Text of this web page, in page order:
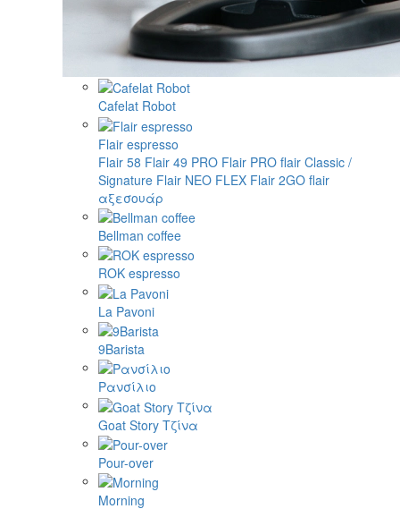
Cafelat Robot
Flair espresso
Flair 58 Flair 49 PRO Flair PRO flair Classic /
Signature Flair NEO FLEX Flair 2GO flair
αξεσουάρ
Bellman coffee
ROK espresso
La Pavoni
9Barista
Ρανσίλιο
Goat Story Τζίνα
Pour-over
Morning